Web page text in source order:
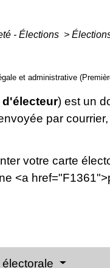
- Élections >
et administrative
d'électeur) est un
par
votre carte
<a